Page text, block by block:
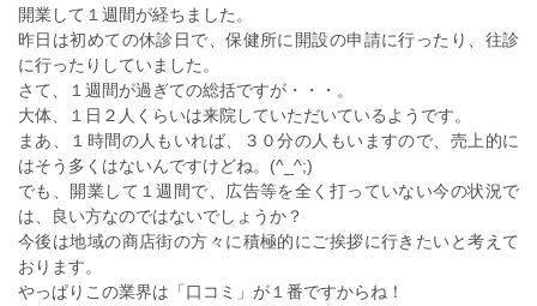
開業して１週間が経ちました。
昨日は初めての休診日で、保健所に開設の申請に行ったり、往診
に行ったりしていました。
さて、１週間が過ぎての総括ですが・・・。
大体、１日２人くらいは来院していただいているようです。
まあ、１時間の人もいれば、３０分の人もいますので、売上的に
はそう多くはないんですけどね。(^_^;)
でも、開業して１週間で、広告等を全く打っていない今の状況で
は、良い方なのではないでしょうか？
今後は地域の商店街の方々に積極的にご挨拶に行きたいと考えて
おります。
やっぱりこの業界は「口コミ」が１番ですからね！